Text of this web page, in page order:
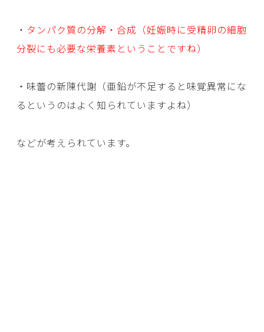
・ タンパク質の分解・合成（妊娠時に受精卵の細胞
分裂にも必要な栄養素ということですね）
・味蕾の新陳代謝（亜鉛が不足すると味覚異常にな
るというのはよく知られていますよね）
などが考えられています。